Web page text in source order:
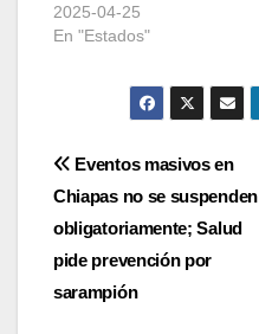
2025-04-25
En "Estados"
Navegación
de
entradas
Eventos masivos en
Chiapas no se suspenden
obligatoriamente; Salud
pide prevención por
sarampión